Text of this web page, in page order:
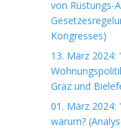
von Rüstungs-
Kongresses)
13. März 2024:
Graz und
01. März 2024:
warum?